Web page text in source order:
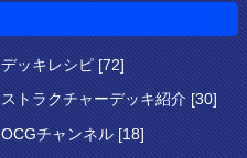
デッキレシピ [72]
ストラクチャーデッキ紹介 [30]
OCGチャンネル [18]